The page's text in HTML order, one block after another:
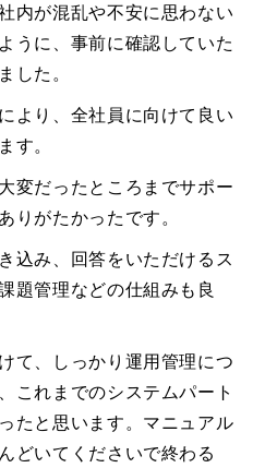
内が混乱や不安に思わない
うに、事前に確認していた
した。
より、全社員に向けて良い
す。
変だったところまでサポー
りがたかったです。
込み、回答をいただけるス
題管理などの仕組みも良
て、しっかり運用管理につ
これまでのシステムパート
たと思います。マニュアル
どいてくださいで終わる